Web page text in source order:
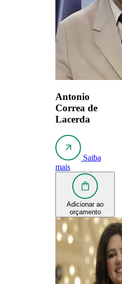
Antonio
Correa de
Lacerda
Saiba
mais
Adicionar ao
orçamento